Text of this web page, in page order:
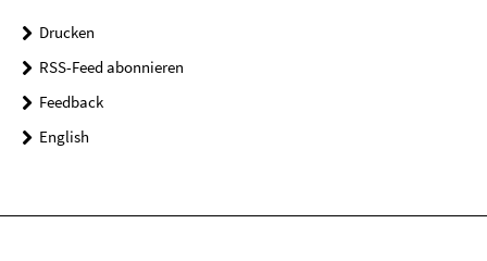
Drucken
RSS-Feed abonnieren
Feedback
English